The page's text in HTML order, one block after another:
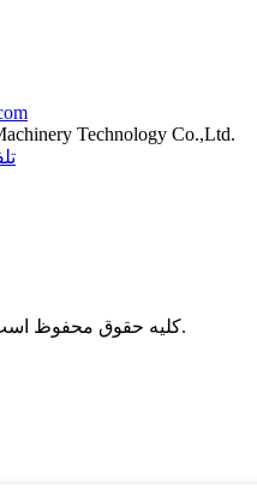
Technology Co.,Ltd.
تلفن:
© Copyright 20102020: کلیه حقوق محفوظ است.